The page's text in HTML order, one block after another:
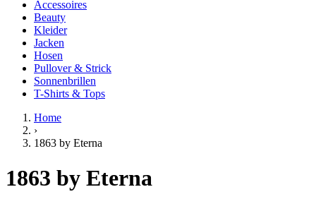
Accessoires
Beauty
Kleider
Jacken
Hosen
Pullover & Strick
Sonnenbrillen
T-Shirts & Tops
Home
›
1863 by Eterna
1863 by Eterna